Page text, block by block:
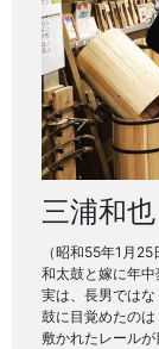
三浦和也
（昭和55年1月
和太鼓と嫁に年中
実は、長男では
鼓に目覚めたのは
敷かれたレール